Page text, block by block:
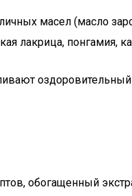
масел (масло
лакрица, понгамия,
обогащенный